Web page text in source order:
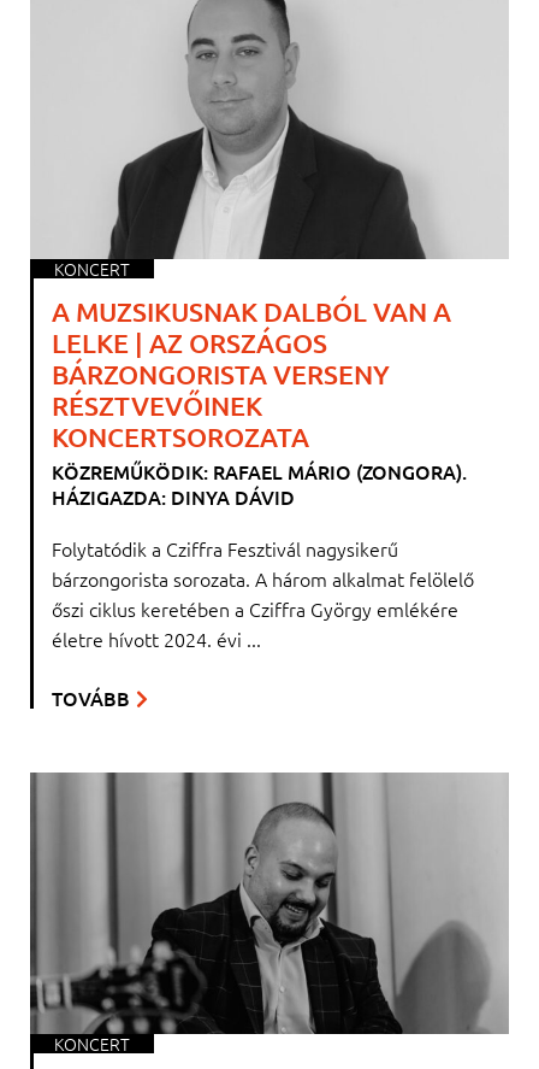
KONCERT
A MUZSIKUSNAK DALBÓL VAN A
LELKE | AZ ORSZÁGOS
BÁRZONGORISTA VERSENY
RÉSZTVEVŐINEK
KONCERTSOROZATA
KÖZREMŰKÖDIK: RAFAEL MÁRIO (ZONGORA).
HÁZIGAZDA: DINYA DÁVID
Folytatódik a Cziffra Fesztivál nagysikerű
bárzongorista sorozata. A három alkalmat felölelő
őszi ciklus keretében a Cziffra György emlékére
életre hívott 2024. évi ...
TOVÁBB
KONCERT